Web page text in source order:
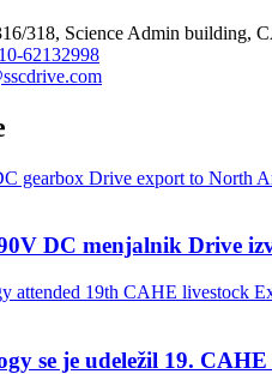
318, Science Admin building,
62132998
DC menjalnik Drive
se je udeležil 19.